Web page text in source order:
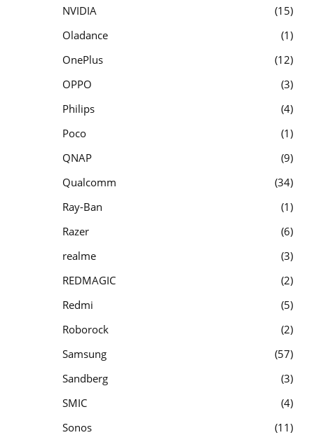
NVIDIA
15
Oladance
1
OnePlus
12
OPPO
3
Philips
4
Poco
1
QNAP
9
Qualcomm
34
Ray-Ban
1
Razer
6
realme
3
REDMAGIC
2
Redmi
5
Roborock
2
Samsung
57
Sandberg
3
SMIC
4
Sonos
11